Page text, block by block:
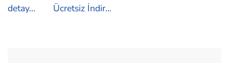
detay...
Ücretsiz İndir...